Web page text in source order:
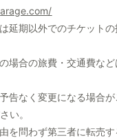
延期以外でのチケットの
場合の旅費・交通費な
告なく変更になる場合が
い。
を問わず第三者に転売す